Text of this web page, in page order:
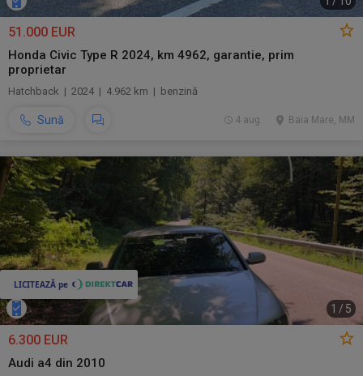
51.000 EUR
Honda Civic Type R 2024, km 4962, garantie, prim
proprietar
Hatchback | 2024 | 4.962 km | benzină
Sună Baia Mare, MM
4 aug.
1 / 5
6.300 EUR
Audi a4 din 2010